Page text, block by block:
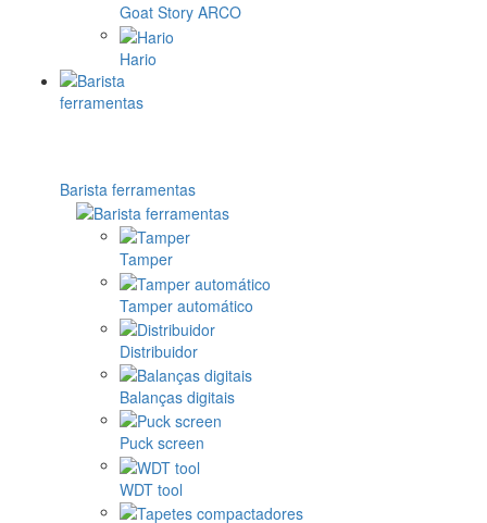
Goat Story ARCO
Hario
Barista ferramentas
Tamper
Tamper automático
Distribuidor
Balanças digitais
Puck screen
WDT tool